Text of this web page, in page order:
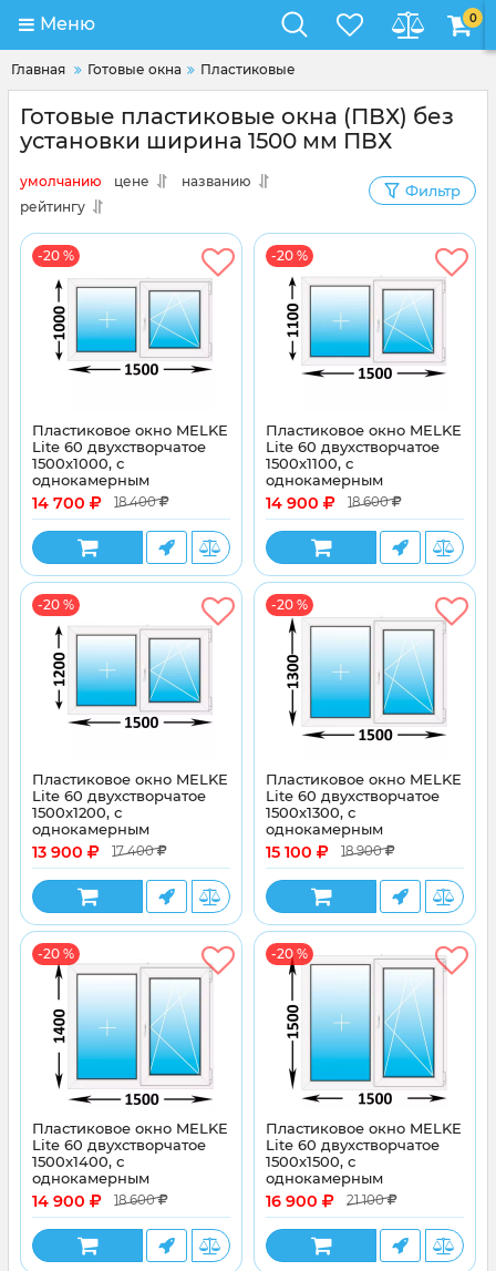
Меню 0
Главная Готовые окна Пластиковые
Готовые пластиковые окна (ПВХ) без
установки ширина 1500 мм ПВХ
умолчанию цене
названию
рейтингу
Фильтр
-20 %
Пластиковое окно MELKE
Lite 60 двухстворчатое
1500x1000, с
однокамерным
энергосберегающим
стеклопакетом
14 700 18 400
-20 %
Пластиковое окно MELKE
Lite 60 двухстворчатое
1500x1100, с
однокамерным
энергосберегающим
стеклопакетом
14 900 18 600
-20 %
Пластиковое окно MELKE
Lite 60 двухстворчатое
1500x1200, с
однокамерным
энергосберегающим
стеклопакетом
13 900 17 400
-20 %
Пластиковое окно MELKE
Lite 60 двухстворчатое
1500x1300, с
однокамерным
энергосберегающим
стеклопакетом
15 100 18 900
-20 %
Пластиковое окно MELKE
Lite 60 двухстворчатое
1500x1400, с
однокамерным
энергосберегающим
стеклопакетом
14 900 18 600
-20 %
Пластиковое окно MELKE
Lite 60 двухстворчатое
1500x1500, с
однокамерным
энергосберегающим
стеклопакетом
16 900 21 100